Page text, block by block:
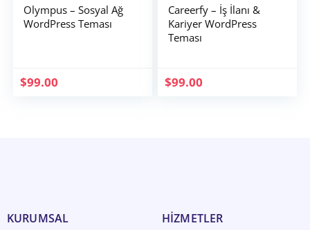
Olympus – Sosyal Ağ
WordPress Teması
$99.00
Careerfy – İş İlanı &
Kariyer WordPress
Teması
$99.00
KURUMSAL HİZMETLER